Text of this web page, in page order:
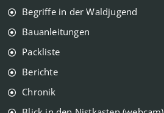
Begriffe in der Waldjugend
Bauanleitungen
Packliste
Berichte
Chronik